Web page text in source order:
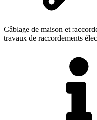
Câblage de maison et
travaux de raccordements